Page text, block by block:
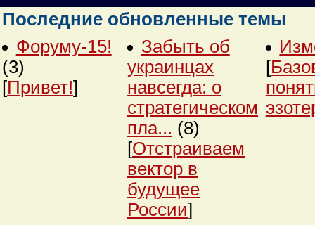
Последние обновленные темы
Форуму-15!
(3)
[Привет!]
Забыть об
украинцах
навсегда: о
стратегическом
пла... (8)
[Отстраиваем
вектор в
будущее
России]
[